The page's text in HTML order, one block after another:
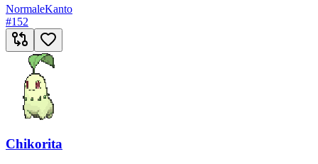
NormaleKanto
#152
Chikorita